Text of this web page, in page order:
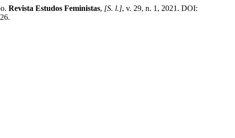
Revista Estudos Feministas, [S. l.], v. 29, n. 1, 2021. DOI: